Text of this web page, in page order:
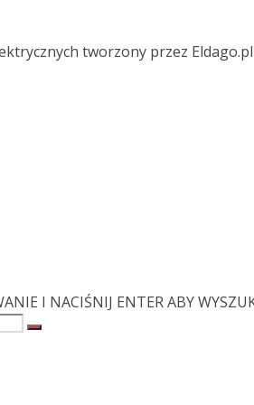
tworzony przez Eldago.pl
I NACIŚNIJ ENTER ABY